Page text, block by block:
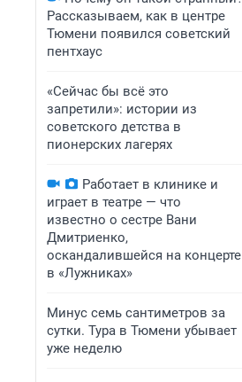
Рассказываем, как в центре
Тюмени появился советский
пентхаус
«Сейчас бы всё это
запретили»: истории из
советского детства в
пионерских лагерях
Работает в клинике и
играет в театре — что
известно о сестре Вани
Дмитриенко,
оскандалившейся на концерте
в «Лужниках»
Минус семь сантиметров за
сутки. Тура в Тюмени убывает
уже неделю